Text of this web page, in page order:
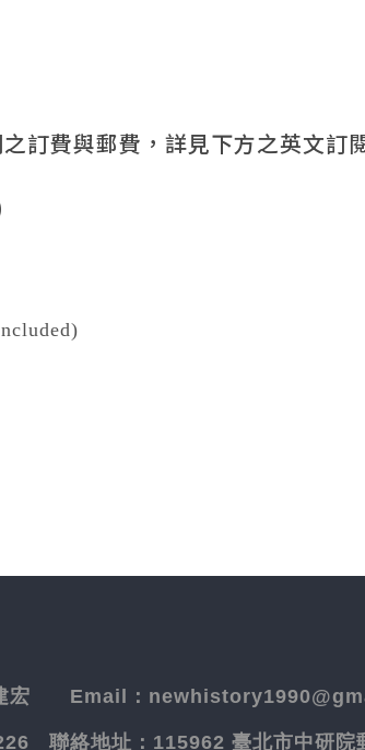
訂費與郵費，詳見下方之英文訂
建宏 Email：
聯絡地址： 115962 臺北市中研院